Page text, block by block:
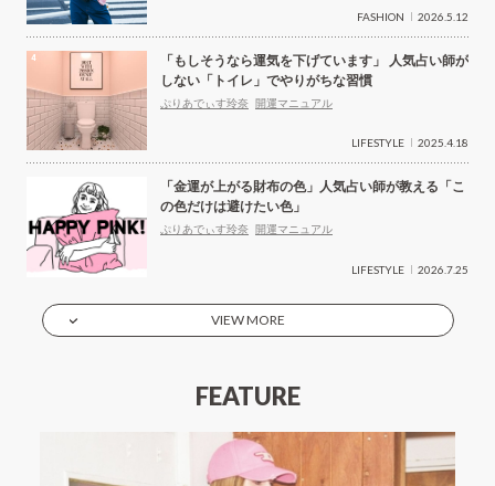
FASHION 2026.5.12
「もしそうなら運気を下げています」 人気占い師が
しない「トイレ」でやりがちな習慣
ぷりあでぃす玲奈 開運マニュアル
LIFESTYLE 2025.4.18
「金運が上がる財布の色」人気占い師が教える「こ
の色だけは避けたい色」
ぷりあでぃす玲奈 開運マニュアル
LIFESTYLE 2026.7.25
VIEW MORE
FEATURE